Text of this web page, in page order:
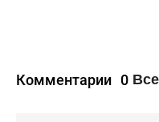
Комментарии 0 Все